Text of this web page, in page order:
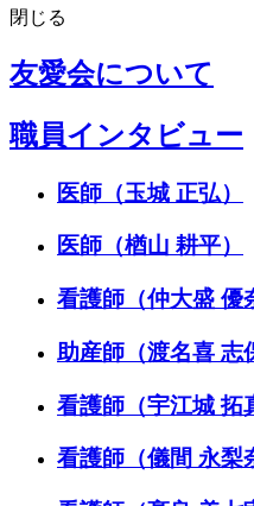
閉じる
友愛会について
職員インタビュー
医師（玉城 正弘）
医師（楢山 耕平）
看護師（仲大盛 優
助産師（渡名喜 志
看護師（宇江城 拓
看護師（儀間 永梨